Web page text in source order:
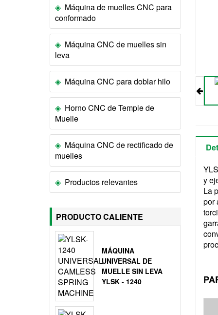
y
La
por
Máquina de muelles CNC para
conformado
Máquina CNC de muelles sin
leva
Máquina CNC para doblar hilo
Horno CNC de Temple de
Muelle
Máquina CNC de rectificado de
muelles
Productos relevantes
PRODUCTO CALIENTE
MÁQUINA
UNIVERSAL DE
MUELLE SIN LEVA
YLSK - 1240